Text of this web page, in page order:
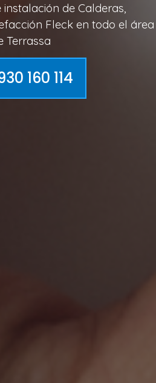
de Calderas,
Fleck en todo el área
Terrassa
160 114